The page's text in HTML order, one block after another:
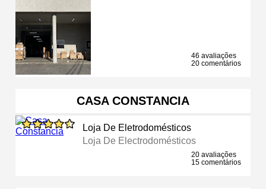
46 avaliações
20 comentários
CASA CONSTANCIA
Loja De Eletrodomésticos
Loja De Electrodomésticos
20 avaliações
15 comentários